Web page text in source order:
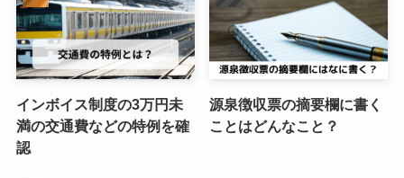
インボイス制度の3万円未
満の交通費などの特例を確
認
源泉徴収票の摘要欄に書く
ことはどんなこと？